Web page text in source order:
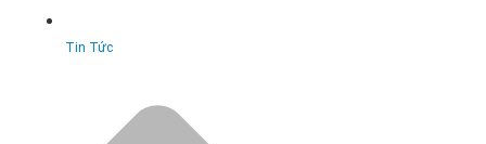
Tin Tức